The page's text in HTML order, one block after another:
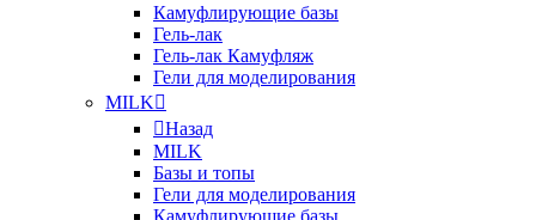
Камуфлирующие базы
Гель-лак
Гель-лак Камуфляж
Гели для моделирования
MILK
Назад
MILK
Базы и топы
Гели для моделирования
Камуфлирующие базы